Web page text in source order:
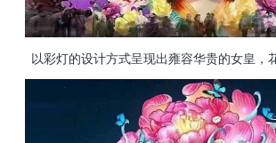
以彩灯的设计方式呈现出雍容华贵的女皇，